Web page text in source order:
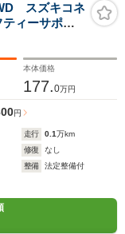
スズキコネ
ィーサポー
ト オーデ
本体価格
177.0万円
円
走行 0.1万km
修復
なし
整備
法定整備付